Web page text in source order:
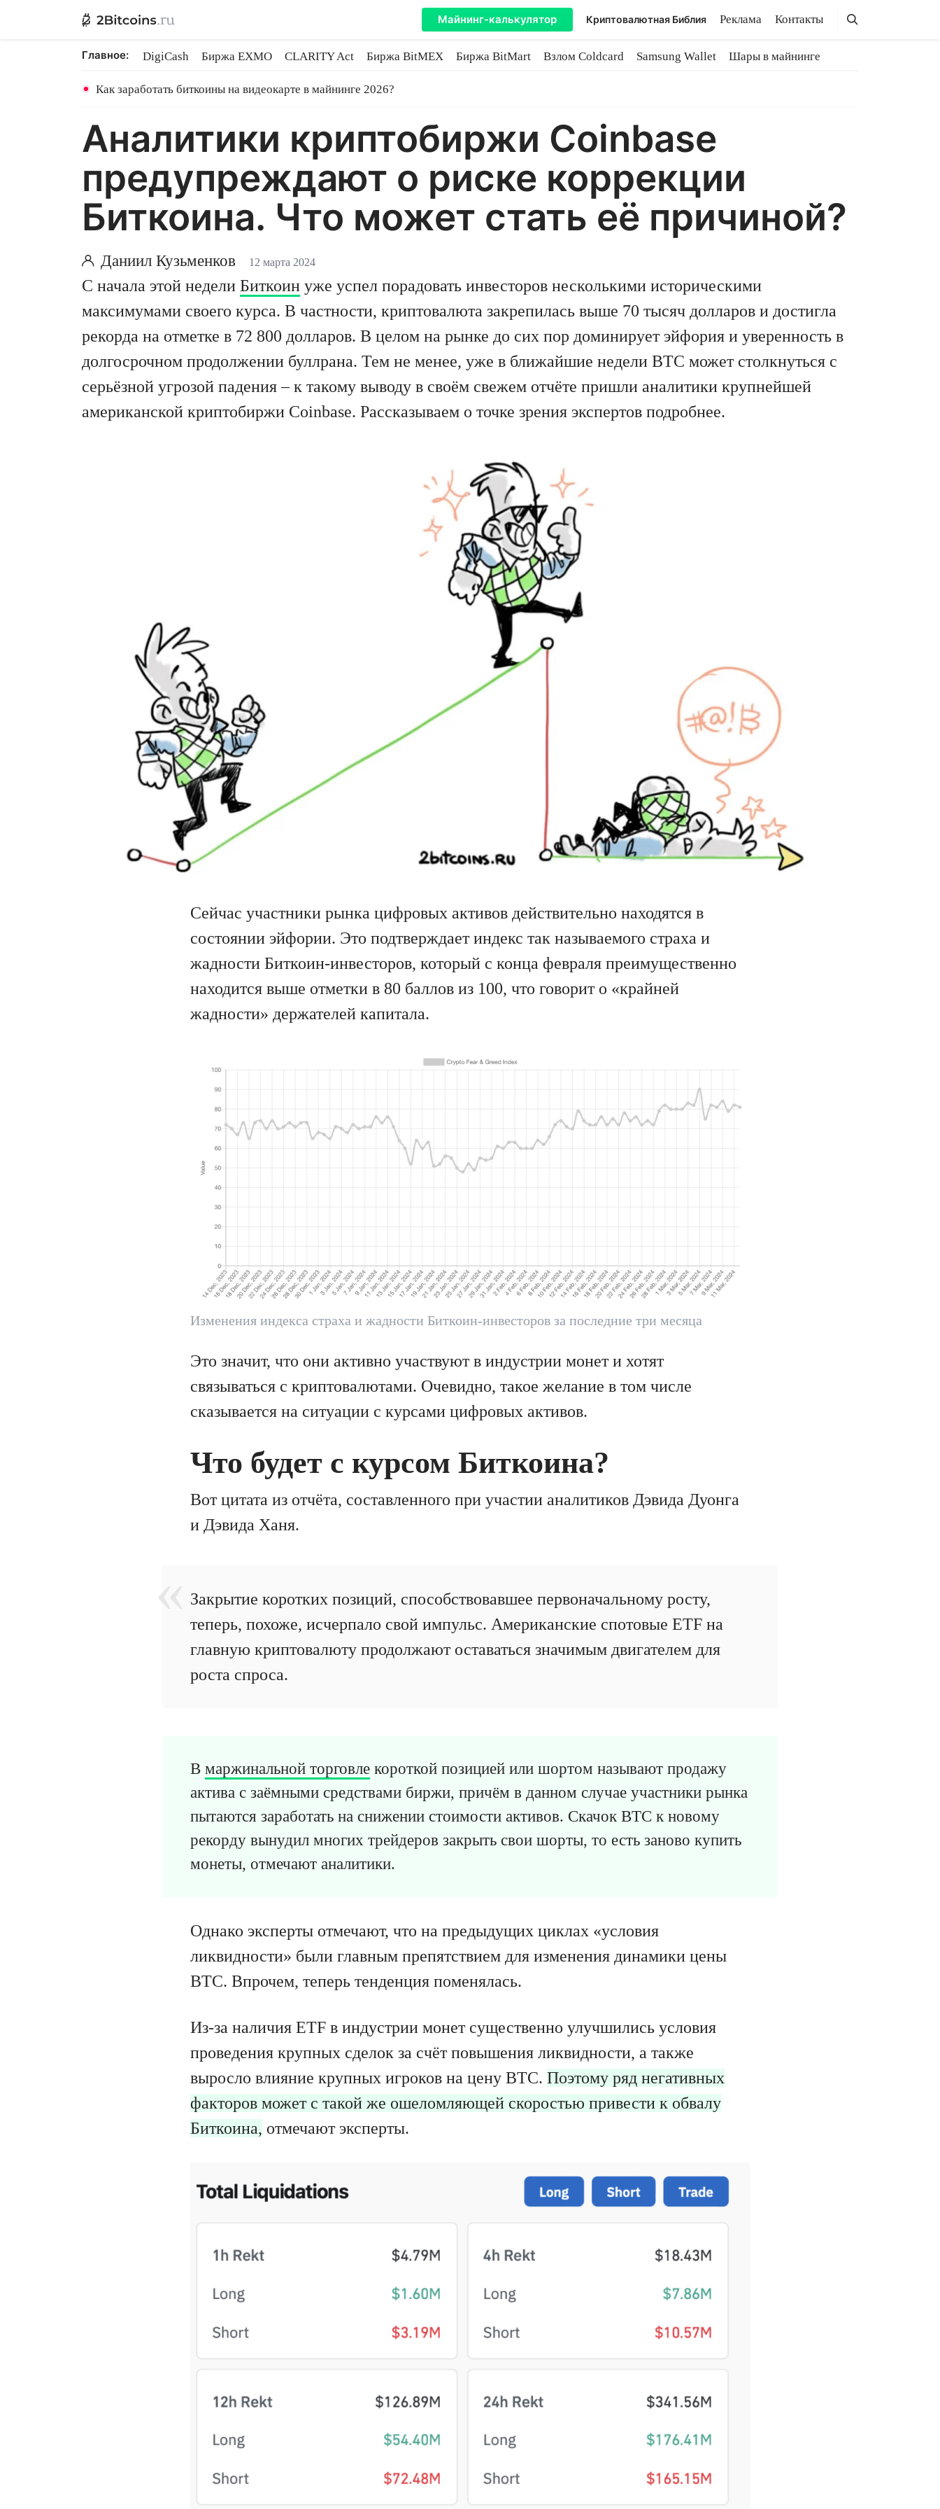
Майнинг-калькулятор Криптовалютная Библия Реклама Контакты Поиск
Поиск
Главное: DigiCash Биржа EXMO CLARITY Act Биржа BitMEX Биржа BitMart Взлом Coldcard Samsung Wallet
Шары в майнинге
Как заработать биткоины на видеокарте в майнинге 2026?
Аналитики криптобиржи Coinbase
предупреждают о риске коррекции
Биткоина. Что может стать её причиной?
Даниил Кузьменков 12 марта 2024
С начала этой недели Биткоин уже успел порадовать инвесторов несколькими историческими
максимумами своего курса. В частности, криптовалюта закрепилась выше 70 тысяч долларов и достигла
рекорда на отметке в 72 800 долларов. В целом на рынке до сих пор доминирует эйфория и уверенность в
долгосрочном продолжении буллрана. Тем не менее, уже в ближайшие недели BTC может столкнуться с
серьёзной угрозой падения – к такому выводу в своём свежем отчёте пришли аналитики крупнейшей
американской криптобиржи Coinbase. Рассказываем о точке зрения экспертов подробнее.
Сейчас участники рынка цифровых активов действительно находятся в
состоянии эйфории. Это подтверждает индекс так называемого страха и
жадности Биткоин-инвесторов, который с конца февраля преимущественно
находится выше отметки в 80 баллов из 100, что говорит о «крайней
жадности» держателей капитала.
Изменения индекса страха и жадности Биткоин-инвесторов за последние три месяца
Это значит, что они активно участвуют в индустрии монет и хотят
связываться с криптовалютами. Очевидно, такое желание в том числе
сказывается на ситуации с курсами цифровых активов.
Что будет с курсом Биткоина?
Вот цитата из отчёта, составленного при участии аналитиков Дэвида Дуонга
и Дэвида Ханя.
Закрытие коротких позиций, способствовавшее первоначальному росту,
теперь, похоже, исчерпало свой импульс. Американские спотовые ETF на
главную криптовалюту продолжают оставаться значимым двигателем для
роста спроса.
В маржинальной торговле короткой позицией или шортом называют продажу
актива с заёмными средствами биржи, причём в данном случае участники рынка
пытаются заработать на снижении стоимости активов. Скачок BTC к новому
рекорду вынудил многих трейдеров закрыть свои шорты, то есть заново купить
монеты, отмечают аналитики.
Однако эксперты отмечают, что на предыдущих циклах «условия
ликвидности» были главным препятствием для изменения динамики цены
BTC. Впрочем, теперь тенденция поменялась.
Из-за наличия ETF в индустрии монет существенно улучшились условия
проведения крупных сделок за счёт повышения ликвидности, а также
выросло влияние крупных игроков на цену BTC. Поэтому ряд негативных
факторов может с такой же ошеломляющей скоростью привести к обвалу
Биткоина, отмечают эксперты.